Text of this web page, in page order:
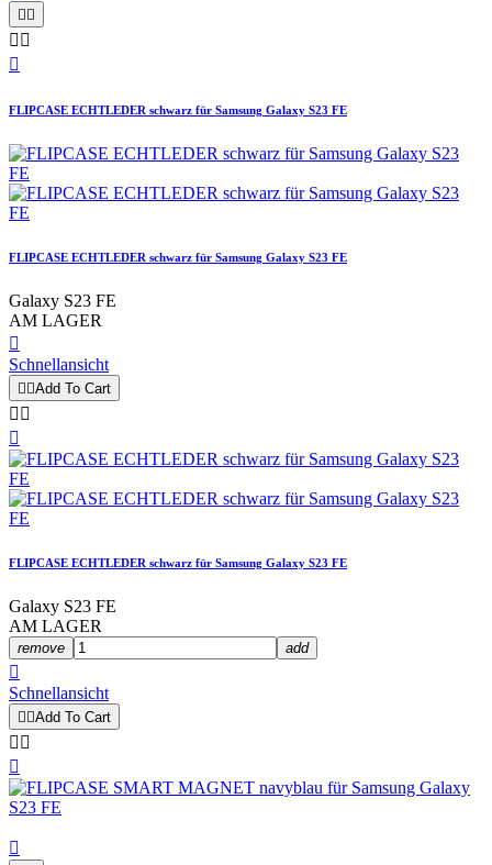
 
 

FLIPCASE ECHTLEDER schwarz für Samsung Galaxy S23 FE
FLIPCASE ECHTLEDER schwarz für Samsung Galaxy S23 FE
Galaxy S23 FE
AM LAGER

Schnellansicht
Add To Cart
 

FLIPCASE ECHTLEDER schwarz für Samsung Galaxy S23 FE
Galaxy S23 FE
AM LAGER
remove add

Schnellansicht
Add To Cart
 

